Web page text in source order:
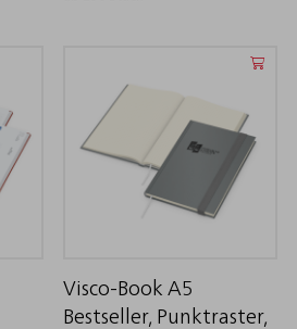
Visco-Book A5
Bestseller, Punktraster,